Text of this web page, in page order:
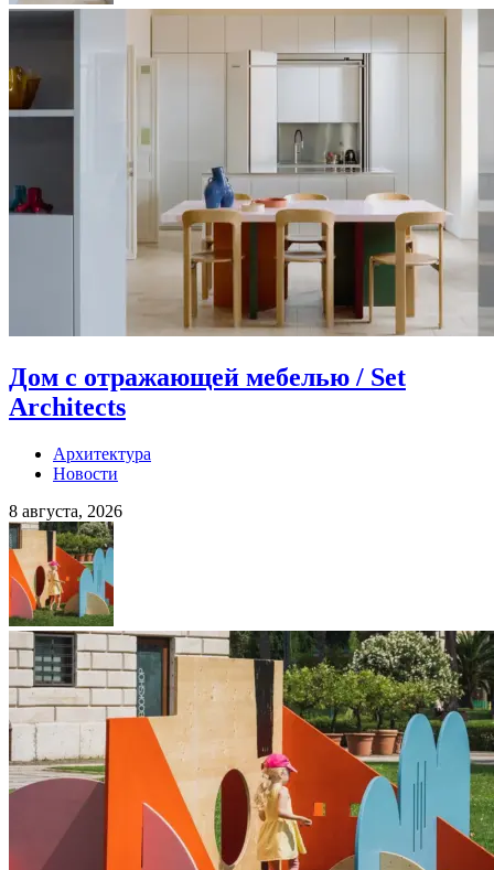
Дом с отражающей мебелью / Set
Architects
Архитектура
Новости
8 августа, 2026